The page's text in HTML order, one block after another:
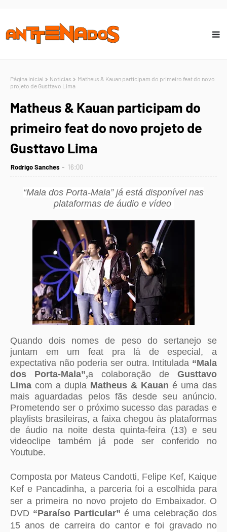
Página inicial Notícias
Matheus & Kauan participam do primeiro feat do novo
projeto de Gusttavo Lima
Matheus & Kauan participam do
primeiro feat do novo projeto de
Gusttavo Lima
Rodrigo Sanches 16:00
“Mala dos Porta-Mala” já está disponível nas
plataformas de áudio e vídeo
Quando dois nomes de peso do sertanejo se
juntam em um feat pra lá de especial, a
expectativa não poderia ser outra. Intitulada “Mala
dos Porta-Mala”,a colaboração de Gusttavo
Lima com a dupla Matheus & Kauan é uma das
mais aguardadas pelos fãs desde seu anúncio.
Prometendo ser o próximo sucesso das paradas e
playlists brasileiras, a faixa chegou às plataformas
de áudio na noite desta quinta-feira (13) e seu
videoclipe também já pode ser conferido no
Youtube.
Composta por Mateus Candotti, Felipe Kef, Kaique
Kef e Pancadinha, a parceria foi a escolhida para
ser a primeira no novo projeto do Embaixador. O
DVD “Paraíso Particular” é uma celebração dos
15 anos de carreira do cantor e foi gravado no